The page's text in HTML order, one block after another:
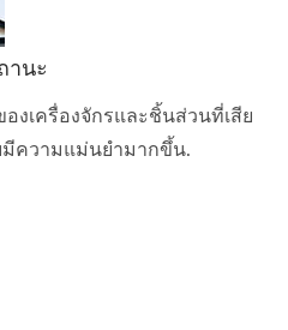
านะ
งเครื่องจักรและชิ้นส่วนที่เสีย
มีความแม่นยำมากขึ้น.